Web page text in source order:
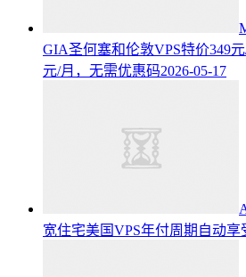
GIA圣何塞和伦敦VPS特价349
元/月，无需优惠码2026-05-17
宽住宅美国VPS年付周期自动享